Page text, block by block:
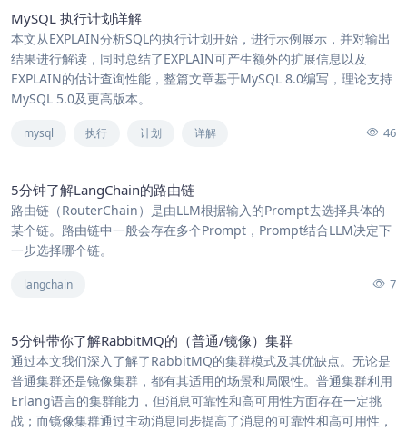
MySQL 执行计划详解
本文从EXPLAIN分析SQL的执行计划开始，进行示例展示，并对输出
结果进行解读，同时总结了EXPLAIN可产生额外的扩展信息以及
EXPLAIN的估计查询性能，整篇文章基于MySQL 8.0编写，理论支持
MySQL 5.0及更高版本。
mysql 执行 计划 详解 46
5分钟了解LangChain的路由链
路由链（RouterChain）是由LLM根据输入的Prompt去选择具体的
某个链。路由链中一般会存在多个Prompt，Prompt结合LLM决定下
一步选择哪个链。
langchain 7
5分钟带你了解RabbitMQ的（普通/镜像）集群
通过本文我们深入了解了RabbitMQ的集群模式及其优缺点。无论是
普通集群还是镜像集群，都有其适用的场景和局限性。普通集群利用
Erlang语言的集群能力，但消息可靠性和高可用性方面存在一定挑
战；而镜像集群通过主动消息同步提高了消息的可靠性和高可用性，